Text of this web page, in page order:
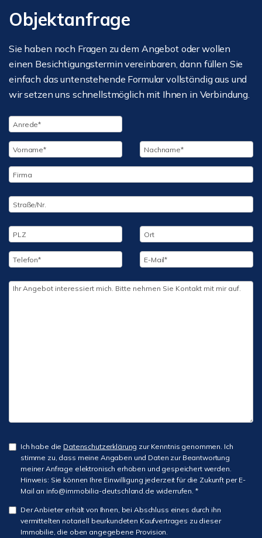
Objektanfrage
Sie haben noch Fragen zu dem Angebot oder wollen
einen Besichtigungstermin vereinbaren, dann füllen Sie
einfach das untenstehende Formular vollständig aus und
wir setzen uns schnellstmöglich mit Ihnen in Verbindung.
Ich habe die Datenschutzerklärung zur Kenntnis genommen. Ich
stimme zu, dass meine Angaben und Daten zur Beantwortung
meiner Anfrage elektronisch erhoben und gespeichert werden.
Hinweis: Sie können Ihre Einwilligung jederzeit für die Zukunft per E-
Mail an info@immobilia-deutschland.de widerrufen. *
Der Anbieter erhält von Ihnen, bei Abschluss eines durch ihn
vermittelten notariell beurkundeten Kaufvertrages zu dieser
Immobilie, die oben angegebene Provision.